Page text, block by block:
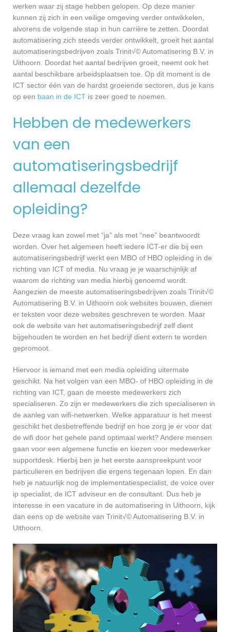
werken waar zij stage hebben gelopen. Op deze manier
kunnen zij zich in een veilige omgeving verder ontwikkelen,
alvorens de volgende stap in hun carrière te zetten. Doordat
automatisering zich steeds verder ontwikkelt, groeit het aantal
automatiseringsbedrijven zoals Trinit√© Automatisering B.V. in
Uithoorn. Doordat het aantal bedrijven groeit, neemt ook het
aantal beschikbare arbeidsplaatsen toe. Op dit moment is de
ICT sector één van de hardst groeiende sectoren, dus je kans
op een baan in de ICT is zeer goed te noemen.
Hebben de medewerkers
van een
automatiseringsbedrijf
allemaal dezelfde
opleiding?
Deze vraag kan zowel met “ja” als met “nee” beantwoordt
worden. Over het algemeen heeft iedere ICT-er die bij een
automatiseringsbedrijf werkt een MBO of HBO opleiding in de
richting van ICT of media. Nu vraag je je waarschijnlijk af
waarom de richting van media hierbij genoemd wordt.
Aangezien de meeste automatiseringsbedrijven zoals Trinit√©
Automatisering B.V. in Uithoorn ook websites bouwen, dienen
er teksten voor deze websites geschreven te worden. Maar
ook de website van het automatiseringsbedrijf zelf dient
bijgehouden te worden en het bedrijf dient extern te worden
gepromoot.
Hiervoor is iemand met een media opleiding uitermate
geschikt. Na het volgen van een MBO- of HBO opleiding in de
richting van ICT, gaan de meeste medewerkers zich
specialiseren. Zo zijn er medewerkers die zich specialiseren in
de aanleg van wifi-netwerken. Welke apparatuur is het meest
geschikt het desbetreffende bedrijf en hoe zorg je er voor dat
de wifi door het gehele pand optimaal werkt? Andere mensen
gaan voor een algemene functie en kiezen voor medewerker
supportdesk. Hierbij ben je het eerste aanspreekpunt voor
particulieren en bedrijven die ergens tegenaan lopen. En dan
heb je natuurlijk nog de implementatiespecialist, de voice over
ip specialist, de ICT adviseur en de consultant. Dus heb je
interesse in een vacature in de automatisering in Uithoorn, kijk
dan eens op de website van Trinit√© Automatisering B.V. in
Uithoorn.